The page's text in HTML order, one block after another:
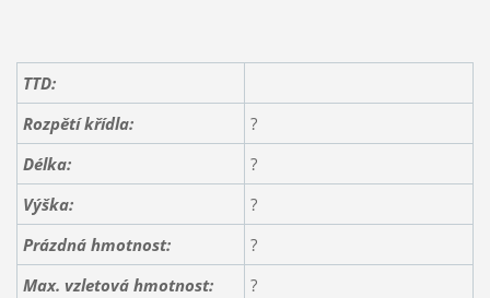
TTD:
Rozpětí křídla:
?
Délka:
?
Výška:
?
Prázdná hmotnost:
?
Max. vzletová hmotnost:
?